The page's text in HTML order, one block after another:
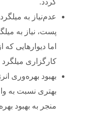
گردد.
عدم‌نیاز به
پست، نیاز به
اما دیوارهایی
کارگزاری میلگرد
بهبود بهره‌وری
بهتری نسبت به
منجر به بهبود